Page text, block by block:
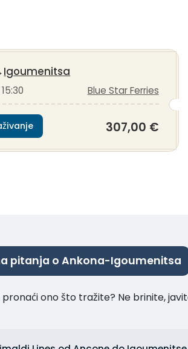
Igoumenitsa
Blue Star Ferries
307,00 €
pitanja o Ankona-Igoumenitsa
ono što tražite? Ne brinite,